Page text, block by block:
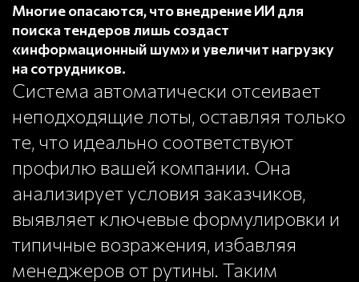
Многие опасаются, что внедрение ИИ для
поиска тендеров лишь создаст
«информационный шум» и увеличит нагрузку
на сотрудников.
Система автоматически отсеивает
неподходящие лоты, оставляя только
те, что идеально соответствуют
профилю вашей компании. Она
анализирует условия заказчиков,
выявляет ключевые формулировки и
типичные возражения, избавляя
менеджеров от рутины. Таким